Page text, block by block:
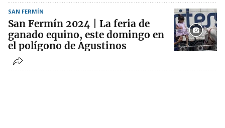
SAN FERMÍN
San Fermín 2024 | La feria de
ganado equino, este domingo en
el polígono de Agustinos